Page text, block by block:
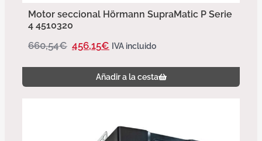
Motor seccional Hörmann SupraMatic P Serie
4 4510320
660,54€ 456,15€ IVA incluido
Añadir a la cesta